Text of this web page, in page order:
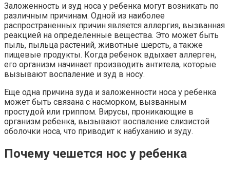
Заложенность и зуд носа у ребенка могут возникать по
различным причинам. Одной из наиболее
распространенных причин является аллергия, вызванная
реакцией на определенные вещества. Это может быть
пыль, пыльца растений, животные шерсть, а также
пищевые продукты. Когда ребенок вдыхает аллерген,
его организм начинает производить антитела, которые
вызывают воспаление и зуд в носу.
Еще одна причина зуда и заложенности носа у ребенка
может быть связана с насморком, вызванным
простудой или гриппом. Вирусы, проникающие в
организм ребенка, вызывают воспаление слизистой
оболочки носа, что приводит к набуханию и зуду.
Почему чешется нос у ребенка